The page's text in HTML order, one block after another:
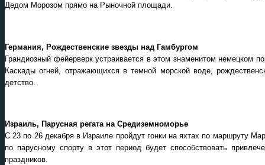
Дедом Морозом прямо на Рыночной площади.
Германия, Рождественские звезды над Гамбургом
Грандиозный фейерверк устраивается в этом знаменитом немецком
Каскады огней, отражающихся в темной морской воде,
детство.
Израиль, Парусная регата на Средиземноморье
C 23 по 26 декабря в Израиле пройдут гонки на яхтах по маршруту
по парусному спорту в этот период будет способствовать
праздников.